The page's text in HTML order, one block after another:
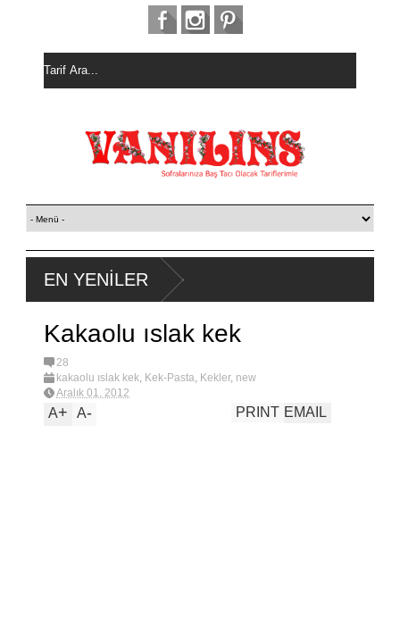
EN YENİLER
Kakaolu ıslak kek
28
kakaolu ıslak kek, Kek-Pasta, Kekler, new
Aralık 01, 2012
A+ A- EMAIL
PRINT